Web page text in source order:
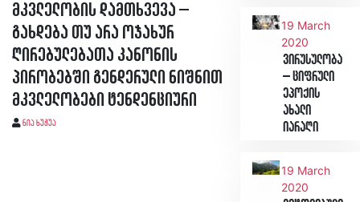
მკვლელობის დამთხვევა –
გახდება თუ არა ოჯახურ
ღირებულებათა კანონის
პირობებში გენდერული ნიშნით
მკვლელობები ტენდენციური
ნია ხუჭუა
19 March
2020
ვირუსულობა
– ციფრული
ეპოქის
ახალი
იარაღი
19 March
2020